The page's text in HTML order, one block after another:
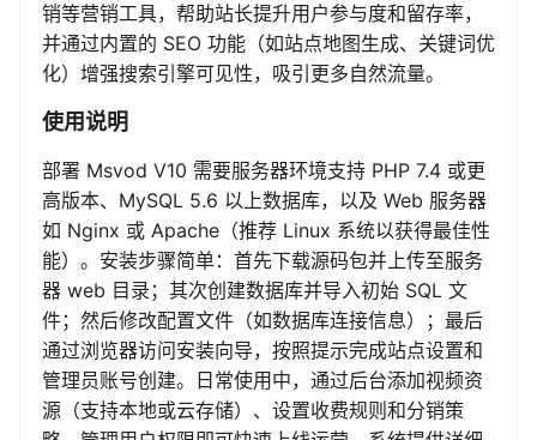
销等营销工具，帮助站长提升用户参与度和留存率，
并通过内置的 SEO 功能（如站点地图生成、关键词优
化）增强搜索引擎可见性，吸引更多自然流量。
使用说明
部署 Msvod V10 需要服务器环境支持 PHP 7.4 或更
高版本、MySQL 5.6 以上数据库，以及 Web 服务器
如 Nginx 或 Apache（推荐 Linux 系统以获得最佳性
能）。安装步骤简单：首先下载源码包并上传至服务
器 web 目录；其次创建数据库并导入初始 SQL 文
件；然后修改配置文件（如数据库连接信息）；最后
通过浏览器访问安装向导，按照提示完成站点设置和
管理员账号创建。日常使用中，通过后台添加视频资
源（支持本地或云存储）、设置收费规则和分销策